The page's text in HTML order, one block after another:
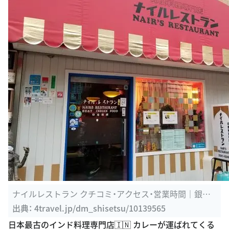
ナイルレストラン クチコミ・アクセス・営業時間｜銀座・
有楽町 ...
出典： 4travel.jp/dm_shisetsu/10139565
日本最古のインド料理専門店🇮🇳 カレーが運ばれてくる